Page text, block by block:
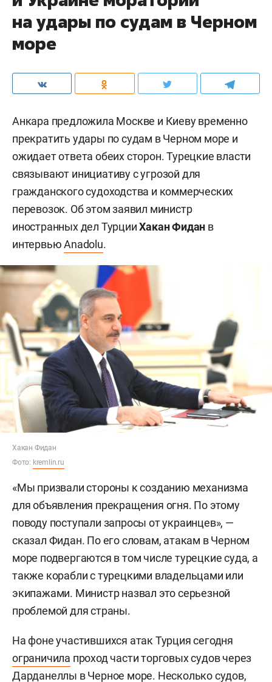
на удары по судам в Черном
море
Анкара предложила Москве и Киеву временно
прекратить удары по судам в Черном море и
ожидает ответа обеих сторон. Турецкие власти
связывают инициативу с угрозой для
гражданского судоходства и коммерческих
перевозок. Об этом заявил министр
иностранных дел ТурцииХакан Фидан в
интервьюAnadolu.
Хакан Фидан
Фото: kremlin.ru
«Мы призвали стороны к созданию механизма
для объявления прекращения огня. По этому
поводу поступали запросы от украинцев», —
сказал Фидан. По его словам, атакам в Черном
море подвергаются в том числе турецкие суда, а
также корабли с турецкими владельцами или
экипажами. Министр назвал это серьезной
проблемой для страны.
На фоне участившихся атак Турция сегодня
ограничила проход части торговых судов через
Дарданеллы в Черное море. Несколько судов,